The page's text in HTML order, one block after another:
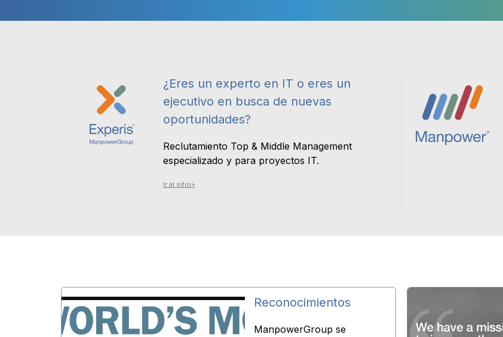
¿Eres un experto en IT o eres un
ejecutivo en busca de nuevas
oportunidades?
Reclutamiento Top & Middle Management
especializado y para proyectos IT.
Ir al sitio>
Reconocimientos
ManpowerGroup se